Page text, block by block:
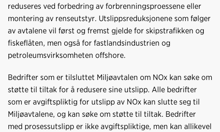
reduseres ved forbedring av forbrenningsproessene eller
montering av renseutstyr. Utslippsreduksjonene som følger
av avtalene vil først og fremst gjelde for skipstrafikken og
fiskeflåten, men også for fastlandsindustrien og
petroleumsvirksomheten offshore.
Bedrifter som er tilsluttet Miljøavtalen om NOx kan søke om
støtte til tiltak for å redusere sine utslipp. Alle bedrifter
som er avgiftspliktig for utslipp av NOx kan slutte seg til
Miljøavtalene, og kan søke om støtte til tiltak. Bedrifter
med prosessutslipp er ikke avgiftspliktige, men kan allikevel